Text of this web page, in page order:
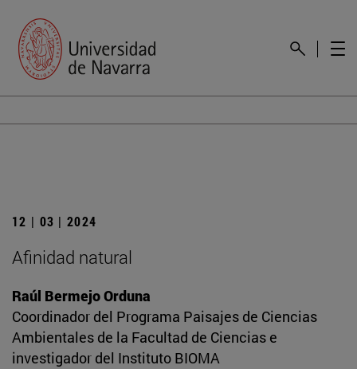
12 | 03 | 2024
Afinidad natural
Raúl Bermejo Orduna
Coordinador del Programa Paisajes de Ciencias
Ambientales de la Facultad de Ciencias e
investigador del Instituto BIOMA